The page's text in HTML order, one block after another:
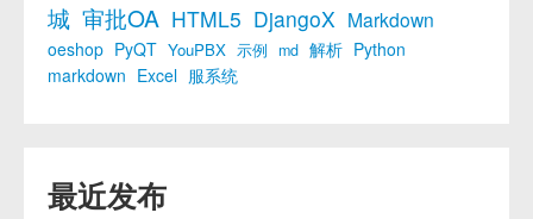
城 审批OA HTML5 DjangoX Markdown
oeshop PyQT YouPBX 示例 md 解析 Python
markdown Excel 服系统
最近发布